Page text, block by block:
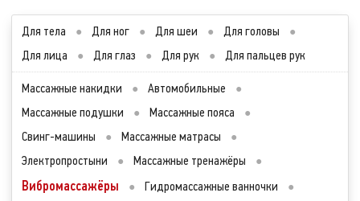
Для тела ● Для ног ● Для шеи ● Для головы
●
Для лица
● Для глаз ● Для рук ● Для пальцев рук
Массажные накидки ● Автомобильные
●
Массажные подушки
● Массажные пояса
●
Свинг-машины
● Массажные матрасы
●
Электропростыни
● Массажные тренажёры ●
Вибромассажёры ● Гидромассажные ванночки
●